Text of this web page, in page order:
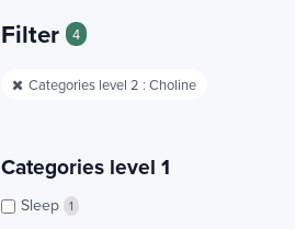
Filter 4
Categories level 2 : Choline
Categories level 1
Sleep 1